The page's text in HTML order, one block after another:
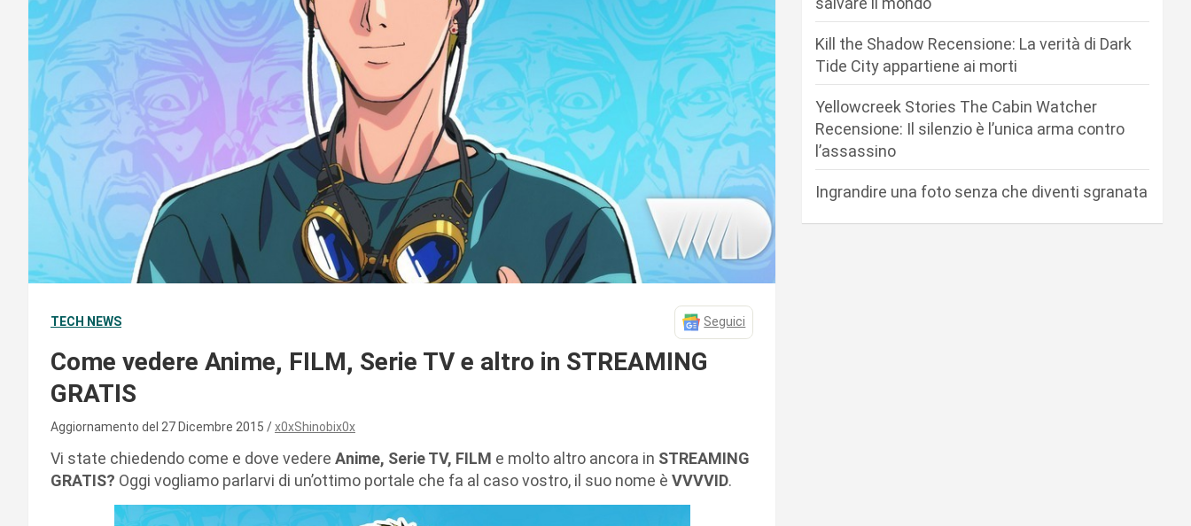
TECH NEWS Seguici
Come vedere Anime, FILM, Serie TV e altro in STREAMING
GRATIS
Aggiornamento del 27 Dicembre 2015 x0xShinobix0x
Vi state chiedendo come e dove vedere Anime, Serie TV, FILM e molto altro ancora in STREAMING
GRATIS? Oggi vogliamo parlarvi di un’ottimo portale che fa al caso vostro, il suo nome è VVVVID.
Kill the Shadow Recensione: La verità di Dark
Tide City appartiene ai morti
Yellowcreek Stories The Cabin Watcher
Recensione: Il silenzio è l’unica arma contro
l’assassino
Ingrandire una foto senza che diventi sgranata